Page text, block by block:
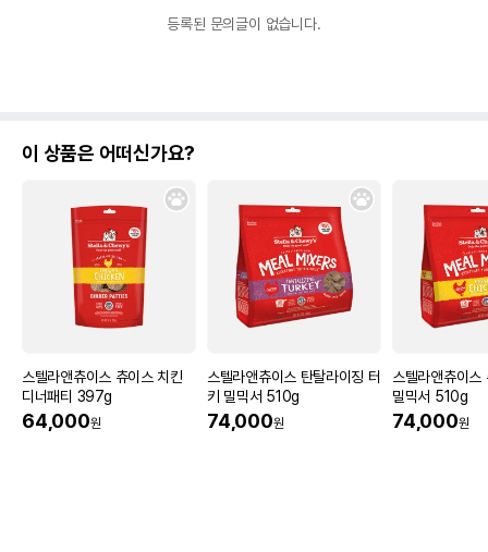
등록된 문의글이 없습니다.
이 상품은 어떠신가요?
스텔라앤츄이스 츄이스 치킨
디너패티 397g
64,000원
스텔라앤츄이스 탄탈라이징 터
키 밀믹서 510g
74,000원
스텔라앤츄이스
밀믹서 510g
74,000원